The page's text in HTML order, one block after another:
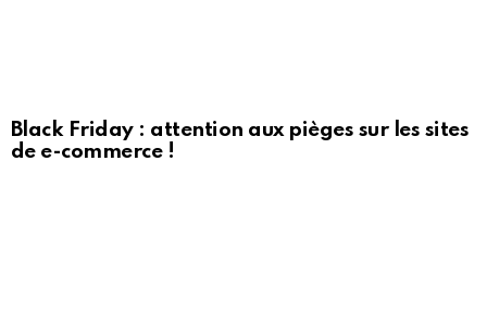
Black Friday : attention aux pièges sur les sites
de e-commerce !